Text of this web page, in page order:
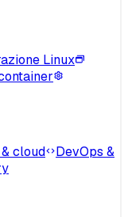
Linux
cloud
DevOps &